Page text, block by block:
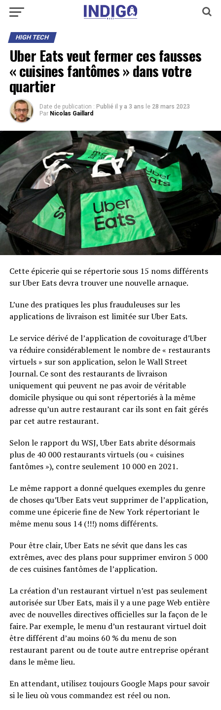
HIGH TECH
Uber Eats veut fermer ces fausses
« cuisines fantômes » dans votre
quartier
Date de publication : Publié il y a 3 ans le 28 mars 2023
Par Nicolas Gaillard
Cette épicerie qui se répertorie sous 15 noms différents
sur Uber Eats devra trouver une nouvelle arnaque.
L’une des pratiques les plus frauduleuses sur les
applications de livraison est limitée sur Uber Eats.
Le service dérivé de l’application de covoiturage d’Uber
va réduire considérablement le nombre de « restaurants
virtuels » sur son application, selon le Wall Street
Journal. Ce sont des restaurants de livraison
uniquement qui peuvent ne pas avoir de véritable
domicile physique ou qui sont répertoriés à la même
adresse qu’un autre restaurant car ils sont en fait gérés
par cet autre restaurant.
Selon le rapport du WSJ, Uber Eats abrite désormais
plus de 40 000 restaurants virtuels (ou « cuisines
fantômes »), contre seulement 10 000 en 2021.
Le même rapport a donné quelques exemples du genre
de choses qu’Uber Eats veut supprimer de l’application,
comme une épicerie fine de New York répertoriant le
même menu sous 14 (!!!) noms différents.
Pour être clair, Uber Eats ne sévit que dans les cas
extrêmes, avec des plans pour supprimer environ 5 000
de ces cuisines fantômes de l’application.
La création d’un restaurant virtuel n’est pas seulement
autorisée sur Uber Eats, mais il y a une page Web entière
avec de nouvelles directives officielles sur la façon de le
faire. Par exemple, le menu d’un restaurant virtuel doit
être différent d’au moins 60 % du menu de son
restaurant parent ou de toute autre entreprise opérant
dans le même lieu.
En attendant, utilisez toujours Google Maps pour savoir
si le lieu où vous commandez est réel ou non.